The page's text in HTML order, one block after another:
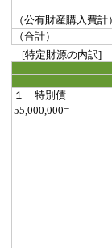
（公有財産購入費計）
（合計）
[特定財源の内訳]
１ 特別債
55,000,000=